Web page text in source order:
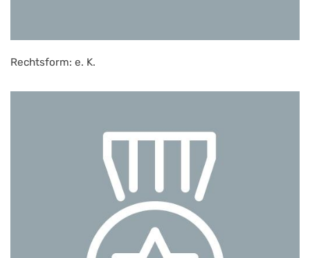
Rechtsform: e. K.